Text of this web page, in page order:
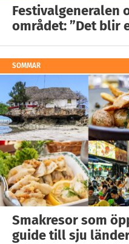
Festivalgeneralen
området: ”Det blir
SOMMAR
Smakresor som
guide till sju